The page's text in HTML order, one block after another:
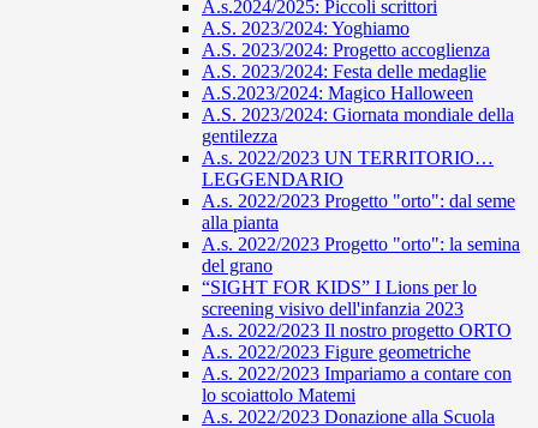
A.s.2024/2025: Piccoli scrittori
A.S. 2023/2024: Yoghiamo
A.S. 2023/2024: Progetto accoglienza
A.S. 2023/2024: Festa delle medaglie
A.S.2023/2024: Magico Halloween
A.S. 2023/2024: Giornata mondiale della
gentilezza
A.s. 2022/2023 UN TERRITORIO…
LEGGENDARIO
A.s. 2022/2023 Progetto "orto": dal seme
alla pianta
A.s. 2022/2023 Progetto "orto": la semina
del grano
“SIGHT FOR KIDS” I Lions per lo
screening visivo dell'infanzia 2023
A.s. 2022/2023 Il nostro progetto ORTO
A.s. 2022/2023 Figure geometriche
A.s. 2022/2023 Impariamo a contare con
lo scoiattolo Matemi
A.s. 2022/2023 Donazione alla Scuola